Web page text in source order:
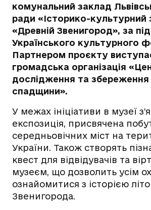
комунальний заклад
ради «Історико-культурний
«Древній Звенигород», за
Українського культурного
Партнером проєкту
громадська організація
дослідження та збереження
спадщини».
У межах ініціативи в музеї
експозиція, присвячена
середньовічних міст на
України. Також створять
квест для відвідувачів та
музеєм, що дозволить усім
ознайомитися з історією
Звенигорода.